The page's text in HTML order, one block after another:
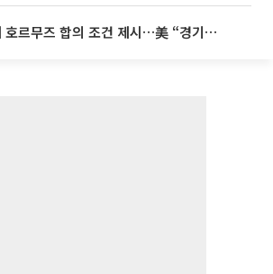
이란, 미국에 호르무즈 합의 조건 제시…美 “경기 아직 안 끝나” [종합]